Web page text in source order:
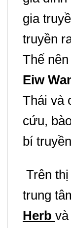
gia
truyền
Thế nên
Eiw
Thái và
cứu,
bí
Trên
trung
Herb và